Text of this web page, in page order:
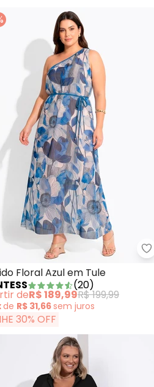
Vestido Marrom em Jeans Leve
Floral Azul em Tule
(20)
deR$ 189,99R$ 199,99
de R$ 31,66sem juros
30% OFF